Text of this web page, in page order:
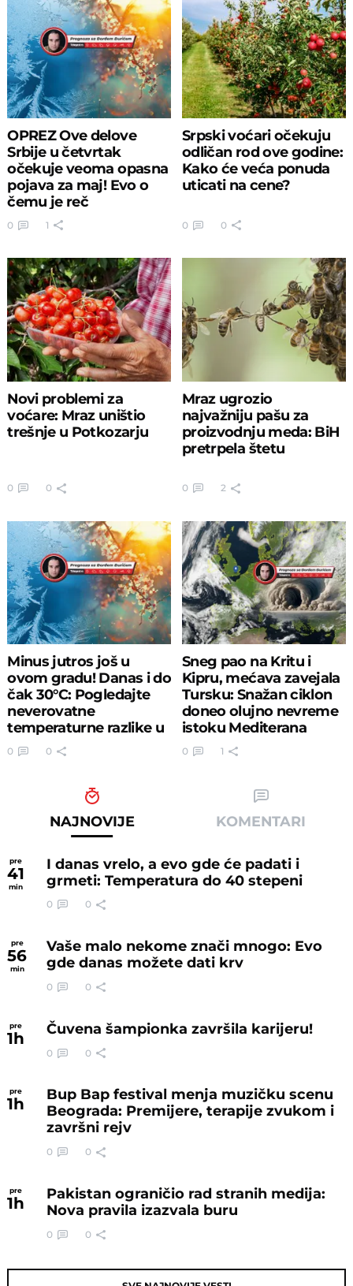
OPREZ Ove delove
Srbije u četvrtak
očekuje veoma opasna
pojava za maj! Evo o
čemu je reč
0 1
Srpski voćari očekuju
odličan rod ove godine:
Kako će veća ponuda
uticati na cene?
0 0
Novi problemi za
voćare: Mraz uništio
trešnje u Potkozarju
0 0
Mraz ugrozio
najvažniju pašu za
proizvodnju meda: BiH
pretrpela štetu
0 2
Minus jutros još u
ovom gradu! Danas i do
čak 30°C: Pogledajte
neverovatne
temperaturne razlike u
jednom danu
0 0
Sneg pao na Kritu i
Kipru, mećava zavejala
Tursku: Snažan ciklon
doneo olujno nevreme
istoku Mediterana
0 1
NAJNOVIJE KOMENTARI
pre
41
min
I danas vrelo, a evo gde će padati i
grmeti: Temperatura do 40 stepeni
0 0
pre
56
min
Vaše malo nekome znači mnogo: Evo
gde danas možete dati krv
0 0
pre
1h
Čuvena šampionka završila karijeru!
0 0
pre
1h
Bup Bap festival menja muzičku scenu
Beograda: Premijere, terapije zvukom i
završni rejv
0 0
pre
1h
Pakistan ograničio rad stranih medija:
Nova pravila izazvala buru
0 0